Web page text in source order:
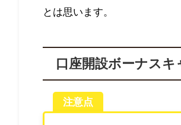
とは思います。
口座開設ボーナス
注意点